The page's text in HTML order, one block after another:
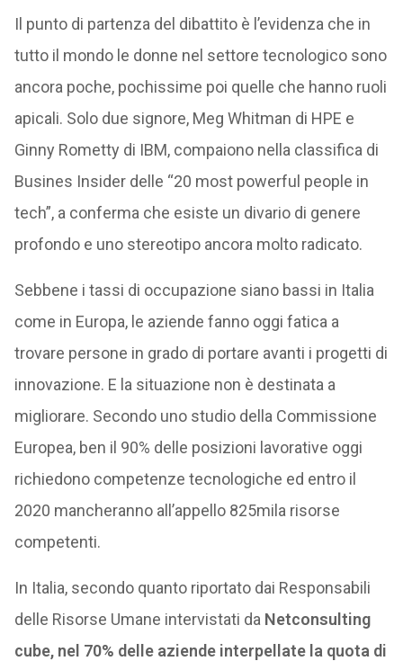
Il punto di partenza del dibattito è l’evidenza che in
tutto il mondo le donne nel settore tecnologico sono
ancora poche, pochissime poi quelle che hanno ruoli
apicali. Solo due signore, Meg Whitman di HPE e
Ginny Rometty di IBM, compaiono nella classifica di
Busines Insider delle “20 most powerful people in
tech”, a conferma che esiste un divario di genere
profondo e uno stereotipo ancora molto radicato.
Sebbene i tassi di occupazione siano bassi in Italia
come in Europa, le aziende fanno oggi fatica a
trovare persone in grado di portare avanti i progetti di
innovazione. E la situazione non è destinata a
migliorare. Secondo uno studio della Commissione
Europea, ben il 90% delle posizioni lavorative oggi
richiedono competenze tecnologiche ed entro il
2020 mancheranno all’appello 825mila risorse
competenti.
In Italia, secondo quanto riportato dai Responsabili
delle Risorse Umane intervistati da Netconsulting
cube, nel 70% delle aziende interpellate la quota di